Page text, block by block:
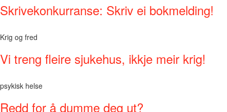
Skrivekonkurranse: Skriv ei bokmelding!
Krig og fred
Vi treng fleire sjukehus, ikkje meir krig!
psykisk helse
Redd for å dumme deg ut?